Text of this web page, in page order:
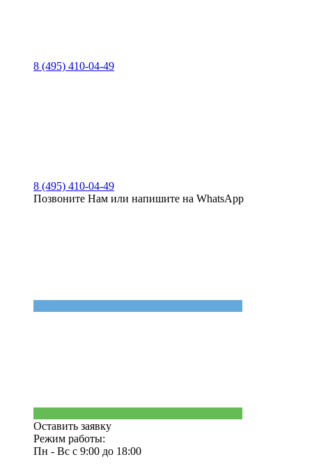
8 (495) 410-04-49
8 (495) 410-04-49
Позвоните Нам или напишите на WhatsApp
Оставить заявку
Режим работы:
Пн - Вс с 9:00 до 18:00